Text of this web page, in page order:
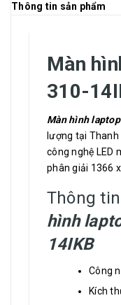
Thông tin sản phẩm
Màn
310-
Màn hình
lượng tại Thanh
công nghệ LED
phân giải 1366
Thông
hình
14IKB
Công
Kích